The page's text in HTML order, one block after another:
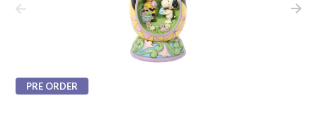
PRE ORDER